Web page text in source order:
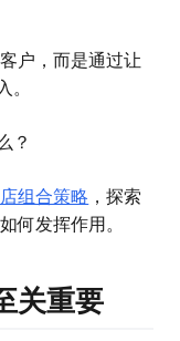
户，而是通过让
？
组合策略 ，探索
何发挥作用。
关重要